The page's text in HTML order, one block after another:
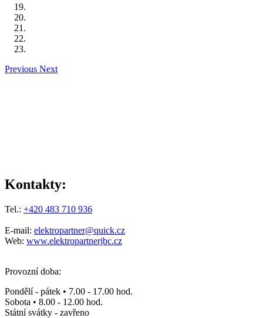
Previous Next
Kontakty:
Tel.: +420 483 710 936
E-mail: elektropartner@quick.cz
Web: www.elektropartnerjbc.cz
Provozní doba:
Pondělí - pátek • 7.00 - 17.00 hod.
Sobota • 8.00 - 12.00 hod.
Státní svátky - zavřeno